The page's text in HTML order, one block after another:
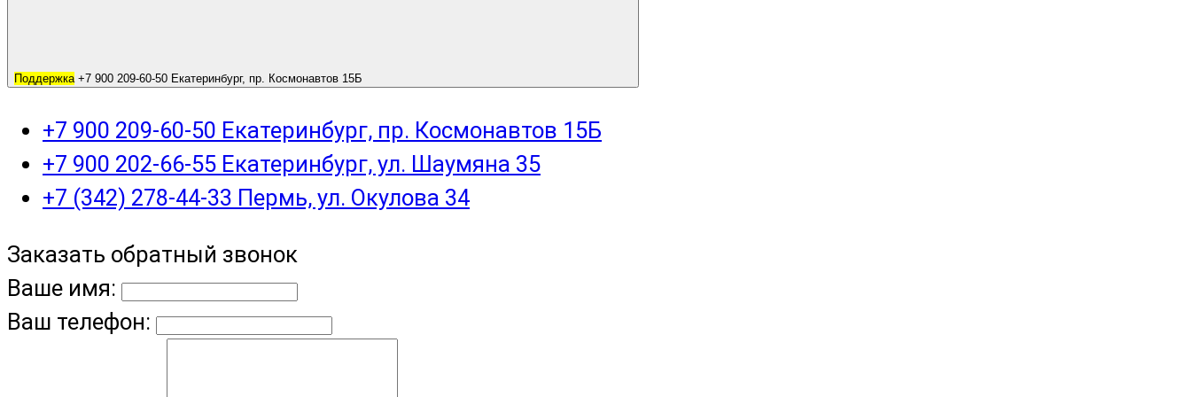
Поддержка +7 900 209-60-50 Екатеринбург, пр. Космонавтов 15Б
+7 900 209-60-50 Екатеринбург, пр. Космонавтов 15Б
+7 900 202-66-55 Екатеринбург, ул. Шаумяна 35
+7 (342) 278-44-33 Пермь, ул. Окулова 34
Заказать обратный звонок
Ваше имя:
Ваш телефон: